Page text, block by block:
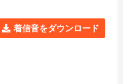
着信音をダウンロード